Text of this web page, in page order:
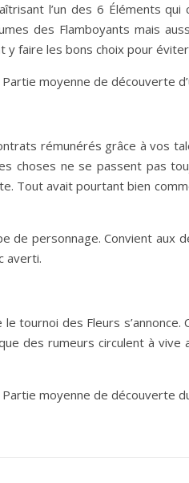
l’un des 6 Éléments qui
des Flamboyants mais
y faire les bons choix pour
moyenne de découverte
rémunérés grâce à vos
choses ne se passent pas
Tout avait pourtant bien
personnage. Convient aux
averti.
des Fleurs s’annonce.
des rumeurs circulent à vive
moyenne de découverte